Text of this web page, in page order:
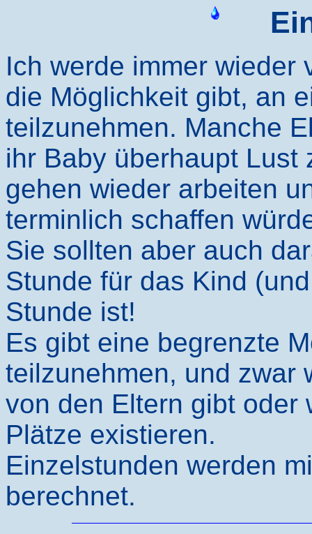
Ich werde immer wieder
die Möglichkeit gibt, an
teilzunehmen. Manche
ihr Baby überhaupt Lust
gehen wieder arbeiten
terminlich schaffen
Sie sollten aber auch
Stunde für das Kind
Stunde ist!
Es gibt eine begrenzte
teilzunehmen, und zwar
von den Eltern gibt oder
Plätze existieren.
Einzelstunden werden
berechnet.